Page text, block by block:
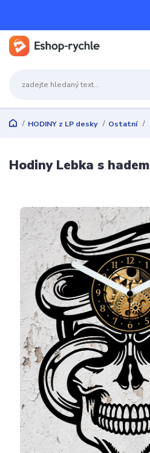
HODINY z LP desky Ostatní
Hodiny Lebka s hadem